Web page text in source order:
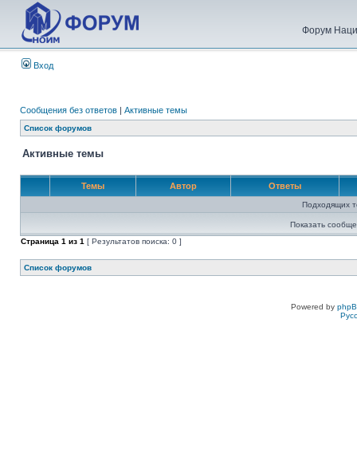
Форум
Вход
Сообщения без ответов | Активные темы
Список форумов
Активные темы
Темы Автор Ответы
Подходящих
Показать
Страница 1 из 1 [ Результатов поиска: 0 ]
Список форумов
Powered by